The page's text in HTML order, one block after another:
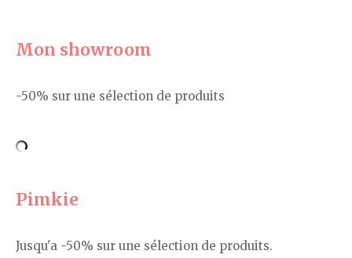
Mon showroom
-50% sur une sélection de produits
Pimkie
Jusqu'a -50% sur une sélection de produits.